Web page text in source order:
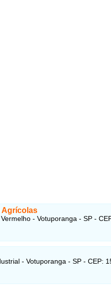
Agrícolas
- Votuporanga - SP -
- Votuporanga - SP - CEP: